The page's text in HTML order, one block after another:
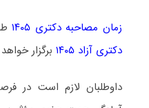
زمان مصاحبه دکتری ۱۴۰۵
دکتری آزاد ۱۴۰۵
برگزار
داوطلبان لازم است در